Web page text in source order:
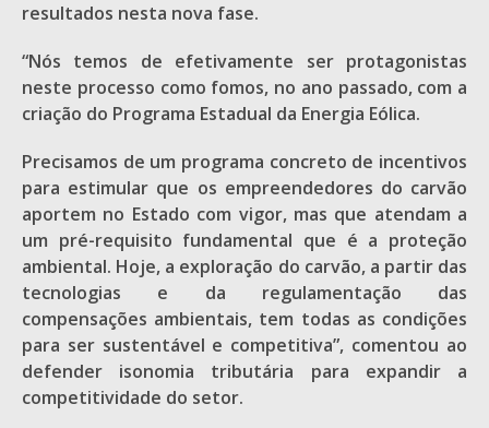
resultados nesta nova fase.
“Nós temos de efetivamente ser protagonistas
neste processo como fomos, no ano passado, com a
criação do Programa Estadual da Energia Eólica.
Precisamos de um programa concreto de incentivos
para estimular que os empreendedores do carvão
aportem no Estado com vigor, mas que atendam a
um pré-requisito fundamental que é a proteção
ambiental. Hoje, a exploração do carvão, a partir das
tecnologias e da regulamentação das
compensações ambientais, tem todas as condições
para ser sustentável e competitiva”, comentou ao
defender isonomia tributária para expandir a
competitividade do setor.